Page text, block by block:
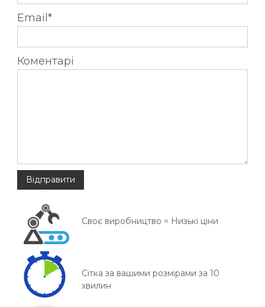
Email*
Коментарі
Своє виробництво = Низькі ціни
Сітка за вашими розмірами за 10
хвилин